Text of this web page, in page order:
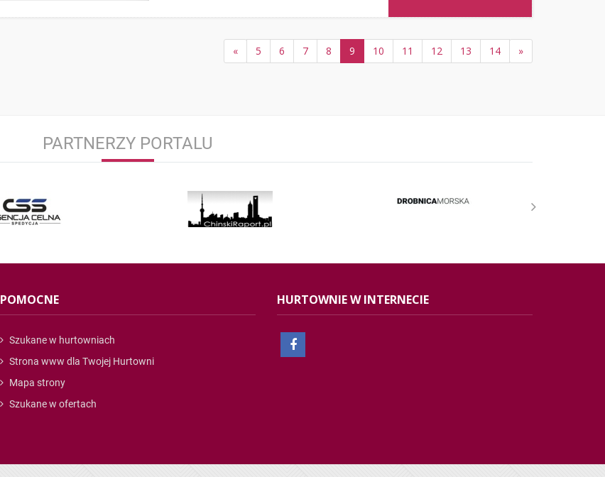
« 5 6 7 8 9 10 11 12 13 14 »
PARTNERZY PORTALU
POMOCNE
Szukane w hurtowniach
Strona www dla Twojej Hurtowni
Mapa strony
Szukane w ofertach
HURTOWNIE W INTERNECIE